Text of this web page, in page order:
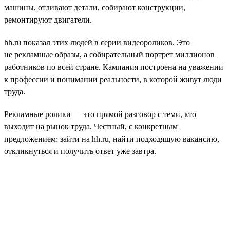
машины, отливают детали, собирают конструкции,
ремонтируют двигатели.
hh.ru показал этих людей в серии видеороликов. Это
не рекламные образы, а собирательный портрет миллионов
работников по всей стране. Кампания построена на уважении
к профессии и понимании реальности, в которой живут люди
труда.
Рекламные ролики — это прямой разговор с теми, кто
выходит на рынок труда. Честный, с конкретным
предложением: зайти на hh.ru, найти подходящую вакансию,
откликнуться и получить ответ уже завтра.